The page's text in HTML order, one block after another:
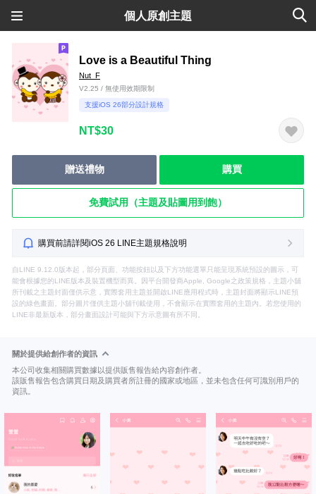
個人原創主題
Love is a Beautiful Thing
Nut_F
V2.25 / 無使用效期限制
支援iOS 26部分設計規格
NT$30
贈送禮物 購買
免費試用（主題及貼圖用到飽）
購買前請詳閱iOS 26 LINE主題規格說明
自LINE 9.12.0版本起，部分頁面、功能按鈕以及下方功能選單只能呈現系統預設的圖示，可
能會根據您的LINE版本及裝置機型而異。因平台開發商Apple, Google之政策規格，主題小舖
所刊載之主題封面僅供示意，實際套用主題並開啟LINE應用程式時，主題封面將顯示LINE預
設的綠色畫面。部分圖片僅供主題小舖刊載使用，不會顯示在實際套用的主題內。若您使用的
LINE非最新版本，部分畫面設計可能與下方示意圖有所不同。
關於提供給創作者的資訊
本公司收集相關購買數據以提供販售報告給內容創作者。
該販售報告包含購買日期及購買者所註冊的國家或地區，並未包含任何可識別用戶的
資訊。